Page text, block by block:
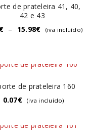
de prateleira 41, 40,
42 e 43
– 15.98€ (iva incluído)
de prateleira 160
0.07€ (iva incluído)